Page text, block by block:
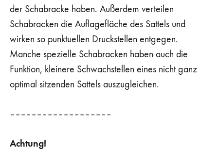
der Schabracke haben. Außerdem verteilen
Schabracken die Auflagefläche des Sattels und
wirken so punktuellen Druckstellen entgegen.
Manche spezielle Schabracken haben auch die
Funktion, kleinere Schwachstellen eines nicht ganz
optimal sitzenden Sattels auszugleichen.
–––––––––––––––––––
Achtung!